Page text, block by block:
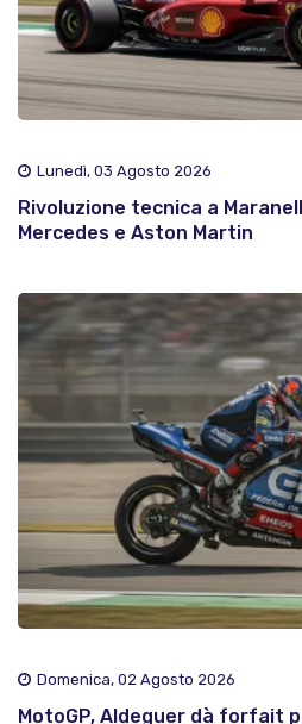
Lunedì, 03 Agosto 2026
Rivoluzione tecnica a
Mercedes e Aston Martin
Domenica, 02 Agosto 2026
MotoGP, Aldeguer dà forfait